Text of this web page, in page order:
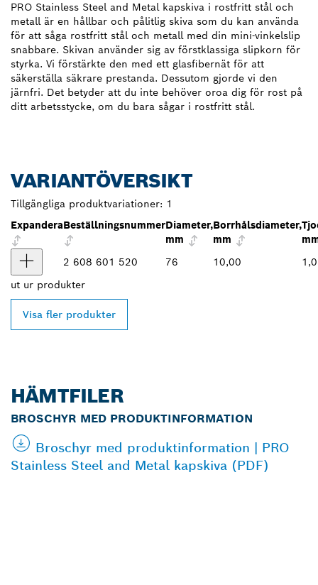
PRO Stainless Steel and Metal kapskiva i rostfritt stål och
metall är en hållbar och pålitlig skiva som du kan använda
för att såga rostfritt stål och metall med din mini-vinkelslip
snabbare. Skivan använder sig av förstklassiga slipkorn för
styrka. Vi förstärkte den med ett glasfibernät för att
säkerställa säkrare prestanda. Dessutom gjorde vi den
järnfri. Det betyder att du inte behöver oroa dig för rost på
ditt arbetsstycke, om du bara sågar i rostfritt stål.
VARIANTÖVERSIKT
Tillgängliga produktvariationer: 1
ExpanderaBeställningsnummerDiameter,
mm
Borrhålsdiameter,
mm
2 608 601 520
76 10,00
1,0
ut ur produkter
Visa fler produkter
HÄMTFILER
BROSCHYR MED PRODUKTINFORMATION
Broschyr med produktinformation | PRO
Stainless Steel and Metal kapskiva (PDF)